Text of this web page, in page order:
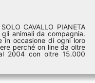
CAVALLO PIANETA
animali da compagnia.
in occasione di ogni loro
perché on line da oltre
2004 con oltre 15.000